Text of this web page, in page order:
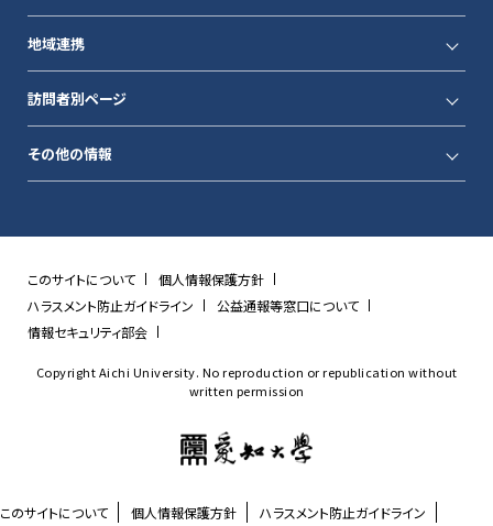
地域連携
訪問者別ページ
その他の情報
このサイトについて
個人情報保護方針
ハラスメント防止ガイドライン
公益通報等窓口について
情報セキュリティ部会
Copyright Aichi University. No reproduction or republication without
written permission
このサイトについて 個人情報保護方針 ハラスメント防止ガイドライン